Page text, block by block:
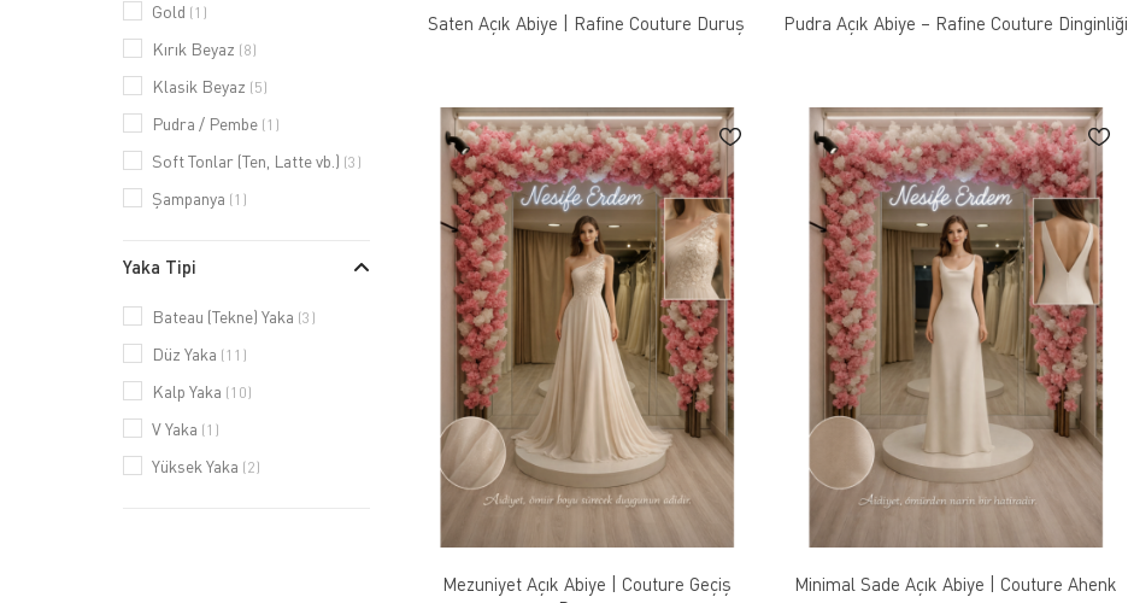
Gold (1)
Kırık Beyaz (8)
Klasik Beyaz (5)
Pudra / Pembe (1)
Soft Tonlar (Ten, Latte vb.) (3)
Şampanya (1)
Yaka Tipi
Bateau (Tekne) Yaka (3)
Düz Yaka (11)
Kalp Yaka (10)
V Yaka (1)
Yüksek Yaka (2)
Saten Açık Abiye | Rafine Couture Duruş Pudra Açık Abiye – Rafine Couture Dinginliği
Mezuniyet Açık Abiye | Couture Geçiş
Minimal Sade Açık Abiye | Couture Ahenk